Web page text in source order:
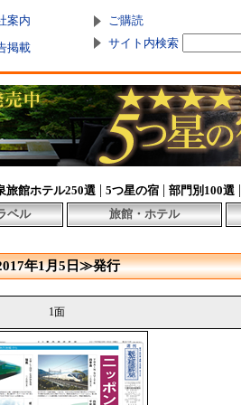
案内 ご購読
掲載
サイト内検索
旅館ホテル250選 | 5つ星の宿 | 部門別100選 |
ベル
旅館・ホテル
年1月5日≫発行
1面